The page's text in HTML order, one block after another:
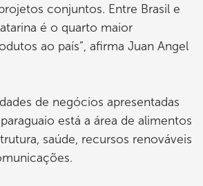
conjuntos. Entre Brasil e
é o quarto maior
ao país”, afirma Juan Angel
de negócios apresentadas
está a área de alimentos
saúde, recursos renováveis